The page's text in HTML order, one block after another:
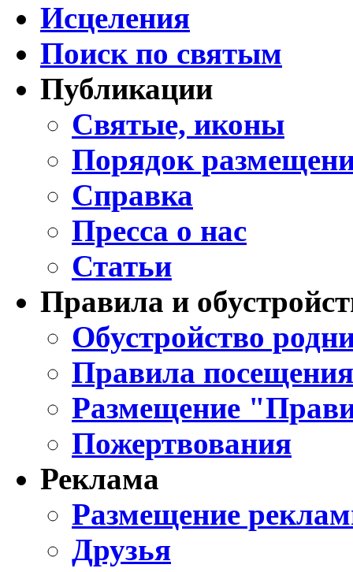
Исцеления
Поиск по святым
Публикации
Святые, иконы
Порядок
Справка
Пресса о нас
Статьи
Правила и
Обустройство
Правила
Размещение
Пожертвования
Реклама
Размещение
Друзья